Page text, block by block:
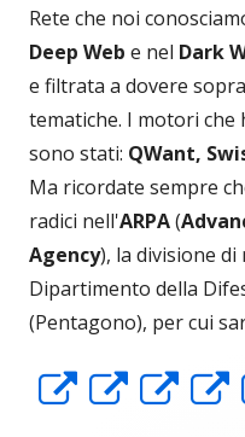
Rete che noi
Deep Web e nel Dark
e filtrata a dovere
tematiche. I motori
sono stati: QWant,
Ma ricordate sempre
radici nell'ARPA(
Agency), la divisione di
Dipartimento della
(Pentagono), per cui
ApreApre